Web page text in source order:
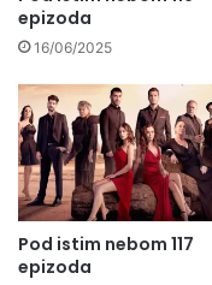
epizoda
16/06/2025
Pod istim nebom 117
epizoda